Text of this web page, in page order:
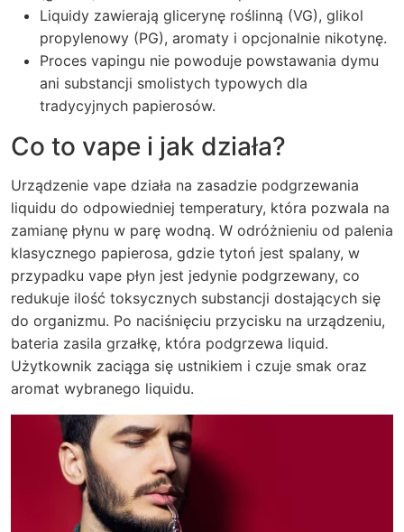
Liquidy zawierają glicerynę roślinną (VG), glikol
propylenowy (PG), aromaty i opcjonalnie nikotynę.
Proces vapingu nie powoduje powstawania dymu
ani substancji smolistych typowych dla
tradycyjnych papierosów.
Co to vape i jak działa?
Urządzenie vape działa na zasadzie podgrzewania
liquidu do odpowiedniej temperatury, która pozwala na
zamianę płynu w parę wodną. W odróżnieniu od palenia
klasycznego papierosa, gdzie tytoń jest spalany, w
przypadku vape płyn jest jedynie podgrzewany, co
redukuje ilość toksycznych substancji dostających się
do organizmu. Po naciśnięciu przycisku na urządzeniu,
bateria zasila grzałkę, która podgrzewa liquid.
Użytkownik zaciąga się ustnikiem i czuje smak oraz
aromat wybranego liquidu.